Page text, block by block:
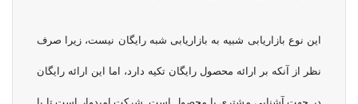
این نوع بازاریابی شبیه به بازاریابی شبه رایگان نیست، زیرا صرف
نظر از آنکه بر ارائه محصول رایگان تکیه دارد، اما این ارائه رایگان